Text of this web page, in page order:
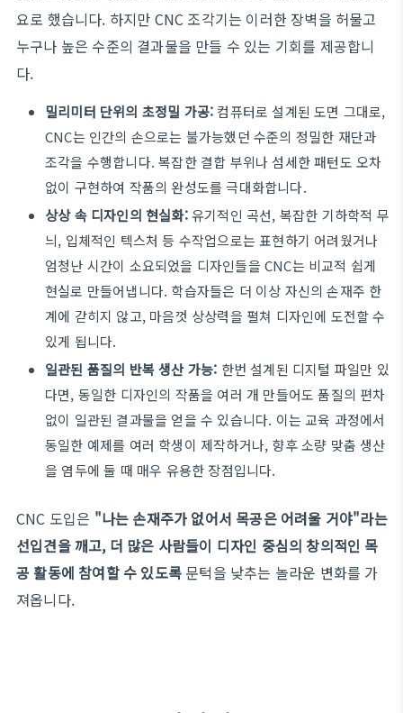
요로 했습니다. 하지만 CNC 조각기는 이러한 장벽을 허물고
누구나 높은 수준의 결과물을 만들 수 있는 기회를 제공합니
다.
밀리미터 단위의 초정밀 가공: 컴퓨터로 설계된 도면 그대로,
CNC는 인간의 손으로는 불가능했던 수준의 정밀한 재단과
조각을 수행합니다. 복잡한 결합 부위나 섬세한 패턴도 오차
없이 구현하여 작품의 완성도를 극대화합니다.
상상 속 디자인의 현실화:유기적인 곡선, 복잡한 기하학적 무
늬, 입체적인 텍스처 등 수작업으로는 표현하기 어려웠거나
엄청난 시간이 소요되었을 디자인들을 CNC는 비교적 쉽게
현실로 만들어냅니다. 학습자들은 더 이상 자신의 손재주 한
계에 갇히지 않고, 마음껏 상상력을 펼쳐 디자인에 도전할 수
있게 됩니다.
일관된 품질의 반복 생산 가능: 한번 설계된 디지털 파일만 있
다면, 동일한 디자인의 작품을 여러 개 만들어도 품질의 편차
없이 일관된 결과물을 얻을 수 있습니다. 이는 교육 과정에서
동일한 예제를 여러 학생이 제작하거나, 향후 소량 맞춤 생산
을 염두에 둘 때 매우 유용한 장점입니다.
CNC 도입은 "나는 손재주가 없어서 목공은 어려울 거야"라는
선입견을 깨고, 더 많은 사람들이 디자인 중심의 창의적인 목
공 활동에 참여할 수 있도록 문턱을 낮추는 놀라운 변화를 가
져옵니다.